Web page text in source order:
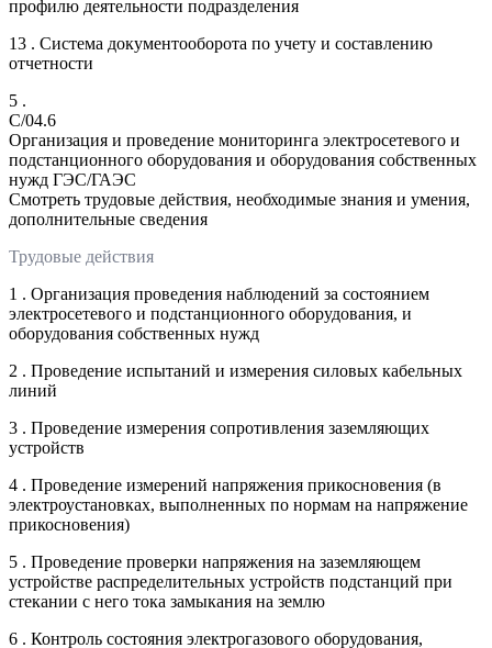
профилю деятельности подразделения
13 . Система документооборота по учету и составлению
отчетности
5 .
C/04.6
Организация и проведение мониторинга электросетевого и
подстанционного оборудования и оборудования собственных
нужд ГЭС/ГАЭС
Смотреть трудовые действия, необходимые знания и умения,
дополнительные сведения
Трудовые действия
1 . Организация проведения наблюдений за состоянием
электросетевого и подстанционного оборудования, и
оборудования собственных нужд
2 . Проведение испытаний и измерения силовых кабельных
линий
3 . Проведение измерения сопротивления заземляющих
устройств
4 . Проведение измерений напряжения прикосновения (в
электроустановках, выполненных по нормам на напряжение
прикосновения)
5 . Проведение проверки напряжения на заземляющем
устройстве распределительных устройств подстанций при
стекании с него тока замыкания на землю
6 . Контроль состояния электрогазового оборудования,